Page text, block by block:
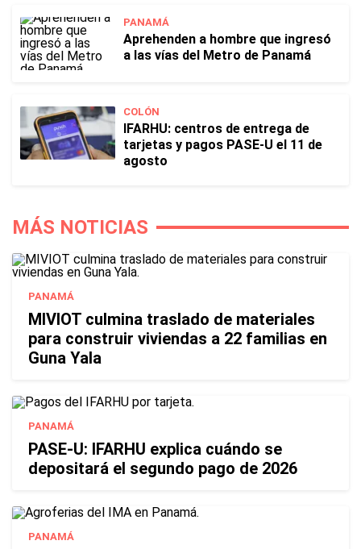
PANAMÁ
Aprehenden a hombre que ingresó
a las vías del Metro de Panamá
COLÓN
IFARHU: centros de entrega de
tarjetas y pagos PASE-U el 11 de
agosto
MÁS NOTICIAS
PANAMÁ
MIVIOT culmina traslado de materiales
para construir viviendas a 22 familias en
Guna Yala
PANAMÁ
PASE-U: IFARHU explica cuándo se
depositará el segundo pago de 2026
PANAMÁ